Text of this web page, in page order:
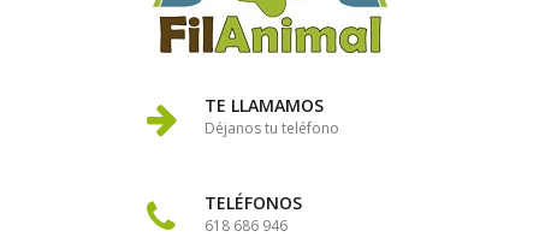
TE LLAMAMOS
Déjanos tu teléfono
TELÉFONOS
618 686 946